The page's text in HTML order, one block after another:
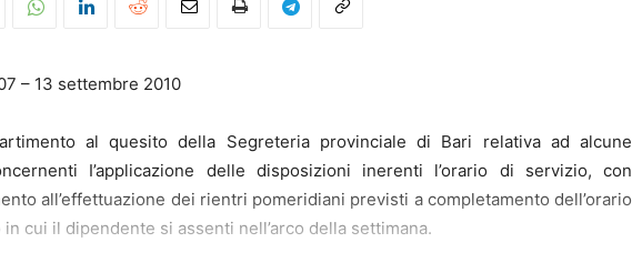
– 13 settembre 2010
al quesito della Segreteria provinciale di Bari relativa ad alcune
I’applicazione delle disposizioni inerenti l’orario di servizio, con
all’effettuazione dei rientri pomeridiani previsti a completamento dell’orario
cui il dipendente si assenti nell’arco della settimana.